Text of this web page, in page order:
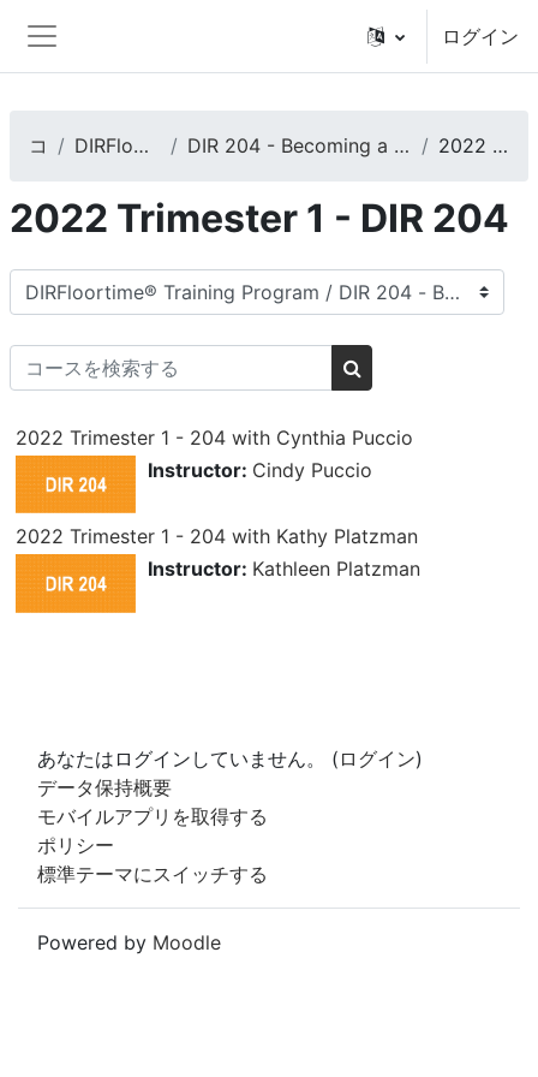
サイドパネル
ログイン
コース DIRFloortime® Training Program DIR 204 - Becoming a Training Leader and/or an Expert DIRFloortime Provider 2022 Trimester 1 - DIR 204
2022 Trimester 1 - DIR 204
コースカテゴリ
コースを検索する
コースを検索する
2022 Trimester 1 - 204 with Cynthia Puccio
Instructor: Cindy Puccio
2022 Trimester 1 - 204 with Kathy Platzman
Instructor: Kathleen Platzman
あなたはログインしていません。 ( ログイン)
データ保持概要
モバイルアプリを取得する
ポリシー
標準テーマにスイッチする
Powered by Moodle